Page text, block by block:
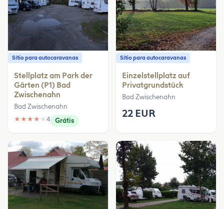
Sítio para autocaravanas
Stellplatz am Park der
Gärten (P1) Bad
Zwischenahn
Bad Zwischenahn
★ ★ ★ ★ ★ 4 Grátis
Sítio para autocaravanas
Einzelstellplatz auf
Privatgrundstück
Bad Zwischenahn
22 EUR